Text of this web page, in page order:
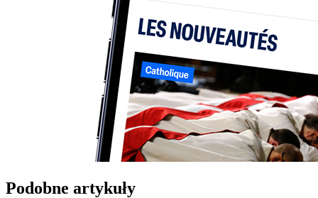
Podobne artykuły